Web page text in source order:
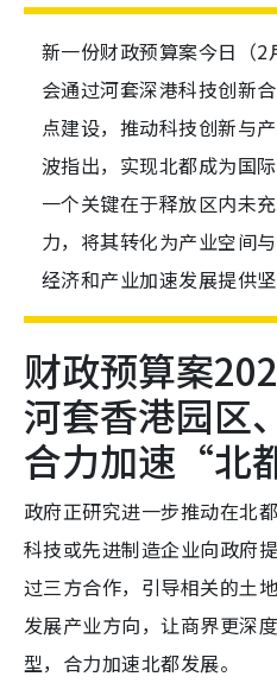
新一份财政预算案今日（
会通过河套深港科技创新
点建设，推动科技创新与
波指出，实现北都成为国
一个关键在于释放区内未
力，将其转化为产业空间
经济和产业加速发展提供坚
财政预算案
河套香港园区
合力加速“北
政府正研究进一步推动在北
科技或先进制造企业向政府
过三方合作，引导相关的土
发展产业方向，让商界更深
型，合力加速北都发展。